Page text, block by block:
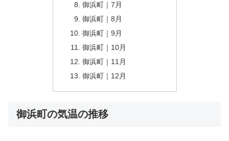
御浜町｜7月
御浜町｜8月
御浜町｜9月
御浜町｜10月
御浜町｜11月
御浜町｜12月
御浜町の気温の推移